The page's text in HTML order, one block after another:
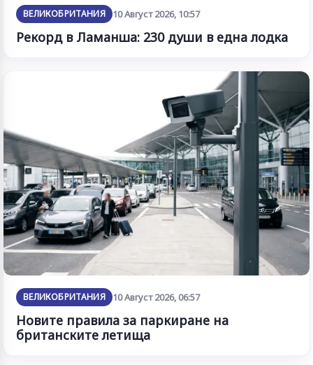
ВЕЛИКОБРИТАНИЯ 10 Август 2026, 10:57
Рекорд в Ламанша: 230 души в една лодка
ВЕЛИКОБРИТАНИЯ 10 Август 2026, 06:57
Новите правила за паркиране на
британските летища